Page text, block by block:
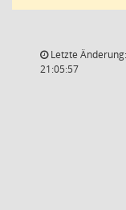
Letzte
21:05:57